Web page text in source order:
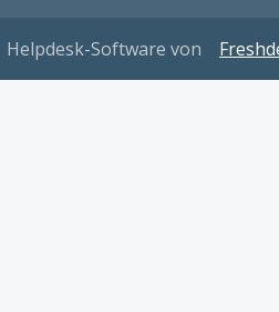
Helpdesk-Software von